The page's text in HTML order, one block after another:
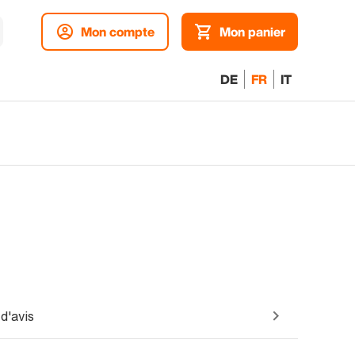
Mon compte Mon panier
DE FR IT